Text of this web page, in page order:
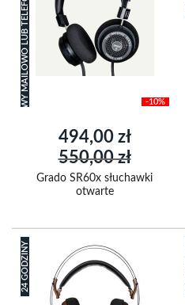
ZAPYTAJ O PLANOWANY TERMIN DOSTAWY MAILOWO LUB TELEFONICZNIE -10%
Cena
promocyjna
494,00 zł
550,00 zł
Grado SR60x słuchawki
otwarte
24 GODZINY